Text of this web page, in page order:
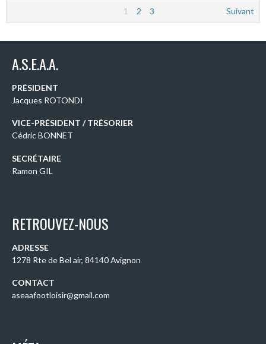
1 2 3 Suivant
A.S.E.A.A.
PRÉSIDENT
Jacques ROTONDI
VICE-PRÉSIDENT / TRÉSORIER
Cédric BONNET
SECRÉTAIRE
Ramon GIL
RETROUVEZ-NOUS
ADRESSE
1278 Rte de Bel air, 84140 Avignon
CONTACT
aseaafootloisir@gmail.com